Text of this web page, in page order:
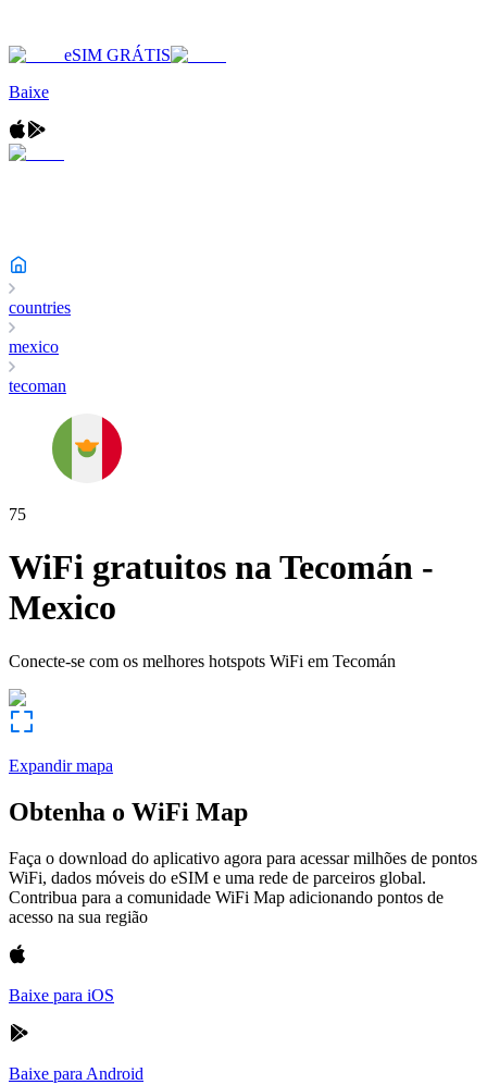
eSIM GRÁTIS
Baixe
countries
mexico
tecoman
75
WiFi gratuitos naTecomán -
Mexico
Conecte-se com os melhores hotspots WiFi em Tecomán
Expandir mapa
Obtenha o WiFi Map
Faça o download do aplicativo agora para acessar milhões de pontos
WiFi, dados móveis do eSIM e uma rede de parceiros global.
Contribua para a comunidade WiFi Map adicionando pontos de
acesso na sua região
Baixe para iOS
Baixe para Android